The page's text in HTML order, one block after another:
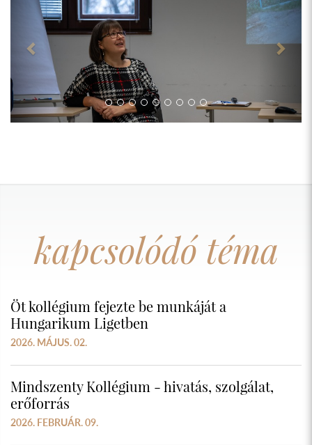
kapcsolódó téma
Öt kollégium fejezte be munkáját a
Hungarikum Ligetben
2026. MÁJUS. 02.
Mindszenty Kollégium - hivatás, szolgálat,
erőforrás
2026. FEBRUÁR. 09.